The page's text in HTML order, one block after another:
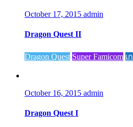
October 17, 2015 admin
Dragon Quest II
Dragon Quest Super Famicom เ
October 16, 2015 admin
Dragon Quest I